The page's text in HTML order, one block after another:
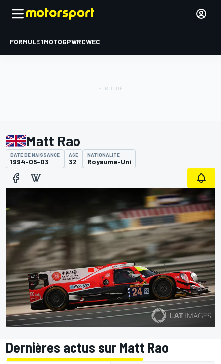
FORMULE 1MOTOGPWRCWEC
Matt Rao
DATE DE NAISSANCE
1994-05-03
ÂGE
32
NATIONALITÉ
Royaume-Uni
Dernières actus sur Matt Rao